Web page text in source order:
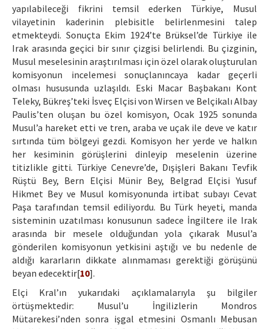
yapılabileceği fikrini temsil ederken Türkiye, Musul
vilayetinin kaderinin plebisitle belirlenmesini talep
etmekteydi. Sonuçta Ekim 1924’te Brüksel’de Türkiye ile
Irak arasında geçici bir sınır çizgisi belirlendi. Bu çizginin,
Musul meselesinin araştırılması için özel olarak oluşturulan
komisyonun incelemesi sonuçlanıncaya kadar geçerli
olması hususunda uzlaşıldı. Eski Macar Başbakanı Kont
Teleky, Bükreş’teki İsveç Elçisi von Wirsen ve Belçikalı Albay
Paulis’ten oluşan bu özel komisyon, Ocak 1925 sonunda
Musul’a hareket etti ve tren, araba ve uçak ile deve ve katır
sırtında tüm bölgeyi gezdi. Komisyon her yerde ve halkın
her kesiminin görüşlerini dinleyip meselenin üzerine
titizlikle gitti. Türkiye Cenevre’de, Dışişleri Bakanı Tevfik
Rüştü Bey, Bern Elçisi Münir Bey, Belgrad Elçisi Yusuf
Hikmet Bey ve Musul komisyonunda irtibat subayı Cevat
Paşa tarafından temsil ediliyordu. Bu Türk heyeti, manda
sisteminin uzatılması konusunun sadece İngiltere ile Irak
arasında bir mesele olduğundan yola çıkarak Musul’a
gönderilen komisyonun yetkisini aştığı ve bu nedenle de
aldığı kararların dikkate alınmaması gerektiği görüşünü
beyan edecektir[10].
Elçi Kral’ın yukarıdaki açıklamalarıyla şu bilgiler
örtüşmektedir: Musul’u İngilizlerin Mondros
Mütarekesi’nden sonra işgal etmesini Osmanlı Mebusan